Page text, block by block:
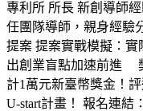
專利所 所長 新創導師
任團隊導師，親身經驗
提案 提案實戰模擬：實
出創業盲點加速前進
計1萬元新臺幣獎金！
U-start計畫！ 報名連結